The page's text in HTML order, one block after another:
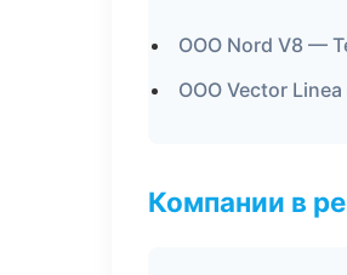
ООО Nord V8 —
ООО Vector
Компании в